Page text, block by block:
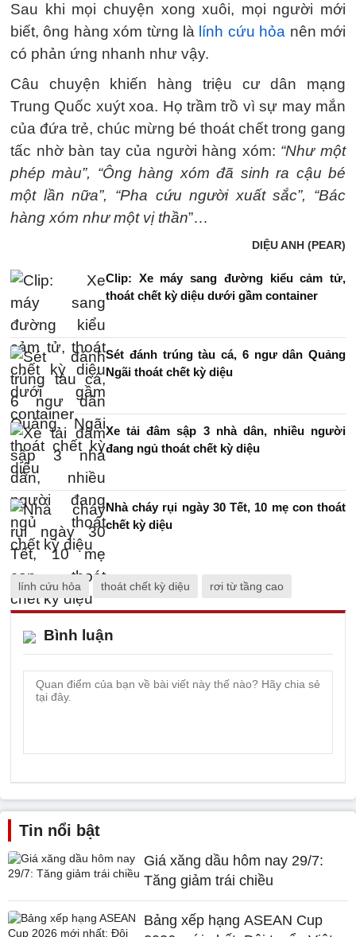
Sau khi mọi chuyện xong xuôi, mọi người mới
biết, ông hàng xóm từng là lính cứu hỏa nên mới
có phản ứng nhanh như vậy.
Câu chuyện khiến hàng triệu cư dân mạng
Trung Quốc xuýt xoa. Họ trầm trồ vì sự may mắn
của đứa trẻ, chúc mừng bé thoát chết trong gang
tấc nhờ bàn tay của người hàng xóm: “Như một
phép màu”, “Ông hàng xóm đã sinh ra cậu bé
một lần nữa”, “Pha cứu người xuất sắc”, “Bác
hàng xóm như một vị thần”…
DIỆU ANH (PEAR)
Clip: Xe máy sang đường kiểu cảm tử,
thoát chết kỳ diệu dưới gầm container
Sét đánh trúng tàu cá, 6 ngư dân Quảng
Ngãi thoát chết kỳ diệu
Xe tải đâm sập 3 nhà dân, nhiều người
đang ngủ thoát chết kỳ diệu
Nhà cháy rụi ngày 30 Tết, 10 mẹ con thoát
chết kỳ diệu
lính cứu hỏa thoát chết kỳ diệu rơi từ tầng cao
Bình luận
Tin nổi bật
Giá xăng dầu hôm nay 29/7:
Tăng giảm trái chiều
Bảng xếp hạng ASEAN Cup